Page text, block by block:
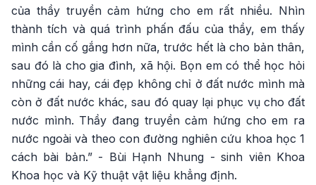
của thầy truyền cảm hứng cho em rất nhiều. Nhìn
thành tích và quá trình phấn đấu của thầy, em thấy
mình cần cố gắng hơn nữa, trước hết là cho bản thân,
sau đó là cho gia đình, xã hội. Bọn em có thể học hỏi
những cái hay, cái đẹp không chỉ ở đất nước mình mà
còn ở đất nước khác, sau đó quay lại phục vụ cho đất
nước mình. Thầy đang truyền cảm hứng cho em ra
nước ngoài và theo con đường nghiên cứu khoa học 1
cách bài bản.” - Bùi Hạnh Nhung - sinh viên Khoa
Khoa học và Kỹ thuật vật liệu khẳng định.